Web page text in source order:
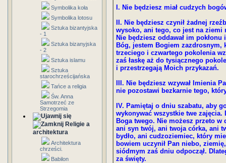
Symbolika koła
Symbolika lotosu
Sztuka bizantyjska
- 1
Sztuka bizanyjska
- 2
Sztuka islamu
Sztuka
starochrześcijańska
Tańce a religia
Św. Anna
Samotrzeć ze
Strzegomia
Religie a
architektura
Architektura
chrześci.
Babilon
I. Nie będziesz miał cudzych
II. Nie będziesz czynił żadnej
wysoko, ani tego, co jest na
Nie będziesz oddawał im
Bóg, jestem Bogiem zazdrosnym,
trzeciego i czwartego pokolenia
zaś łaskę aż do tysiącznego
i przestrzegają Moich przykazań.
III. Nie będziesz wzywał Imienia
nie pozostawi bezkarnie tego,
IV. Pamiętaj o dniu szabatu, aby
wykonywać wszystkie twe
Boga twego. Nie możesz przeto
ani syn twój, ani twoja córka, ani
bydło, ani cudzoziemiec, który
bowiem uczynił Pan niebo,
siódmym zaś dniu odpoczął.
za święty.